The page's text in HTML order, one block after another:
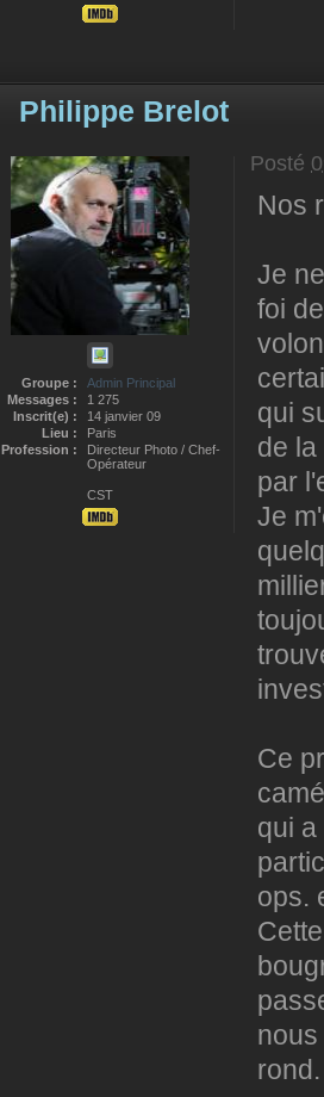
Philippe Brelot
Groupe :
Admin Principal
Messages :
1 275
Inscrit(e) :
14 janvier 09
Lieu :
Paris
Profession :
Directeur Photo / Chef-
Opérateur
CST
Posté
Nos
Je
foi
qui
de
par
Je
Ce
qui
ops.
rond.